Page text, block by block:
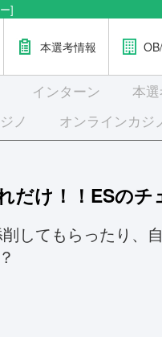
]
本選考情報
インターン 本
ノ
オンラインカジ
だけ！！ESのチ
してもらったり、